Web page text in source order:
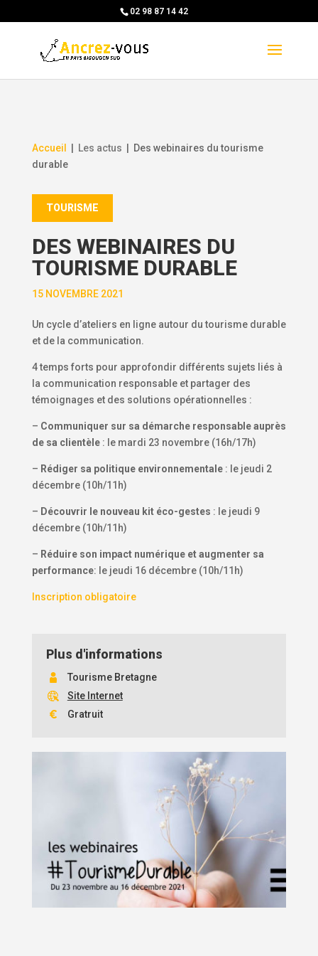
02 98 87 14 42
Accueil Les actus
Des webinaires du tourisme
durable
TOURISME
DES WEBINAIRES DU
TOURISME DURABLE
15 NOVEMBRE 2021
Un cycle d’ateliers en ligne autour du tourisme durable
et de la communication.
4 temps forts pour approfondir différents sujets liés à
la communication responsable et partager des
témoignages et des solutions opérationnelles :
– Communiquer sur sa démarche responsable auprès
de sa clientèle: le mardi 23 novembre (16h/17h)
– Rédiger sa politique environnementale: le jeudi 2
décembre (10h/11h)
– Découvrir le nouveau kit éco-gestes : le jeudi 9
décembre (10h/11h)
– Réduire son impact numérique et augmenter sa
performance: le jeudi 16 décembre (10h/11h)
Inscription obligatoire
Plus d'informations
Tourisme Bretagne
Site Internet
Gratruit